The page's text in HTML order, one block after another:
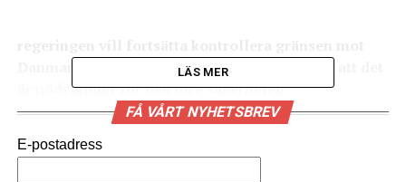
Danmark i ytterligare sex månader. De menar att det
är nödvändigt för den inre säkerheten.
Justitiedepartementet kontaktar nu EU-
gränskontrollerna. Det uppgerSR.
LÄS MER
FÅ VÅRT NYHETSBREV
E-postadress